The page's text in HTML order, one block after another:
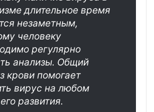
длительное время
незаметным,
человеку
регулярно
анализы. Общий
крови помогает
вирус на любом
развития.